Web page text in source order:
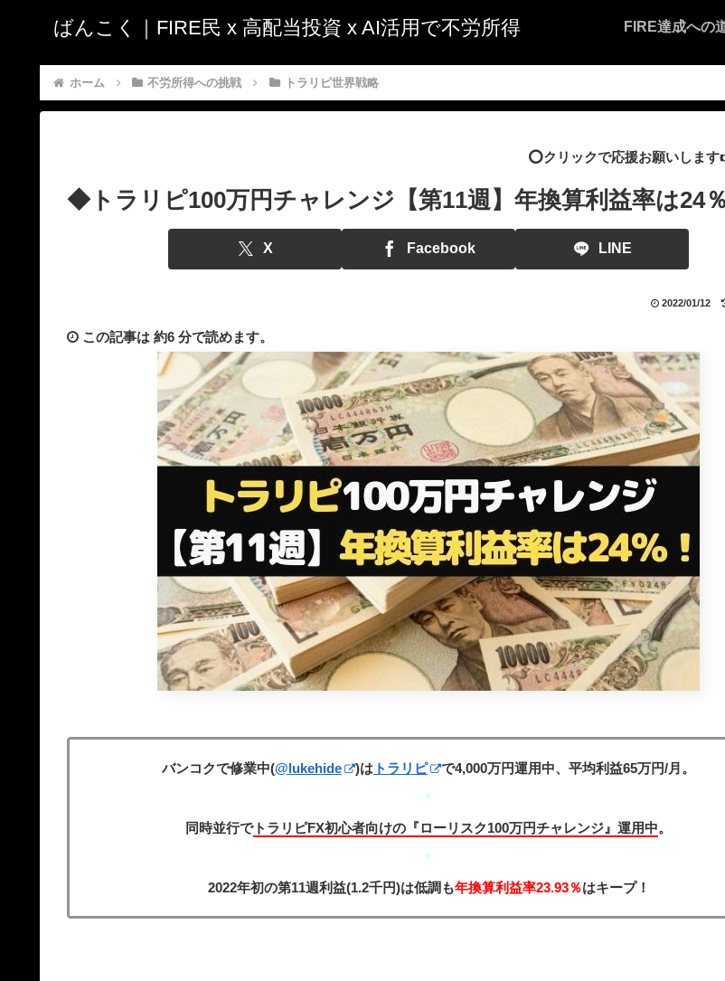
ばんこく｜FIRE民 x 高配当投資 x AI活用で不労所得 FIRE達成への
ホーム 不労所得への挑戦 トラリピ世界戦略
⭕️クリックで応援お願いします
◆トラリピ100万円チャレンジ【第11週】年換算利益率は24％
X Facebook LINE
2022/01/12
この記事は 約6 分で読めます。
バンコクで修業中(@lukehide )は トラリピ
で4,000万円運用中、平均利益65万円/月。
*
同時並行でトラリピFX初心者向けの『ローリスク100万円チャレンジ』運用中。
*
2022年初の第11週利益(1.2千円)は低調も年換算利益率23.93％はキープ！